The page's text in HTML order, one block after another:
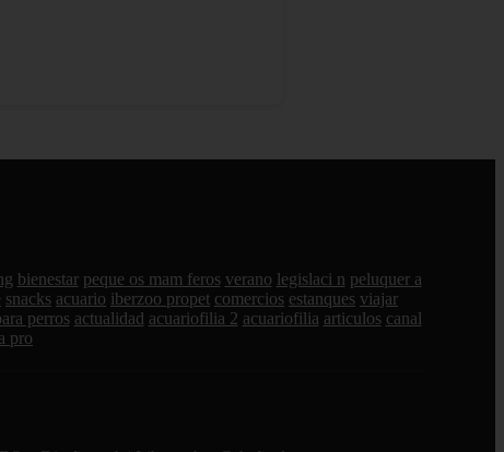
bienestar peque os mam feros verano legislaci n peluquer a
snacks acuario iberzoo propet comercios estanques viajar
perros actualidad acuariofilia 2 acuariofilia articulos canal
pro